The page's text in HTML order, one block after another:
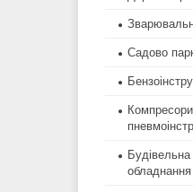
Садово
Будівельна
обладнання